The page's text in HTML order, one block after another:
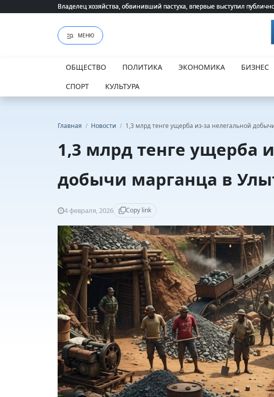
Владелец хозяйства, обвинивший пастуха, впервые выступил
Владелец хозяйства, обвинивший пастуха, впервые выступил
МЕНЮ
ОБЩЕСТВО ПОЛИТИКА ЭКОНОМИКА БИЗНЕС
СПОРТ
КУЛЬТУРА
Главная / Новости / 1,3 млрд тенге ущерба из-за нелегальной
1,3 млрд тенге ущерба
добычи марганца в
4 февраля, 2026 Copy link